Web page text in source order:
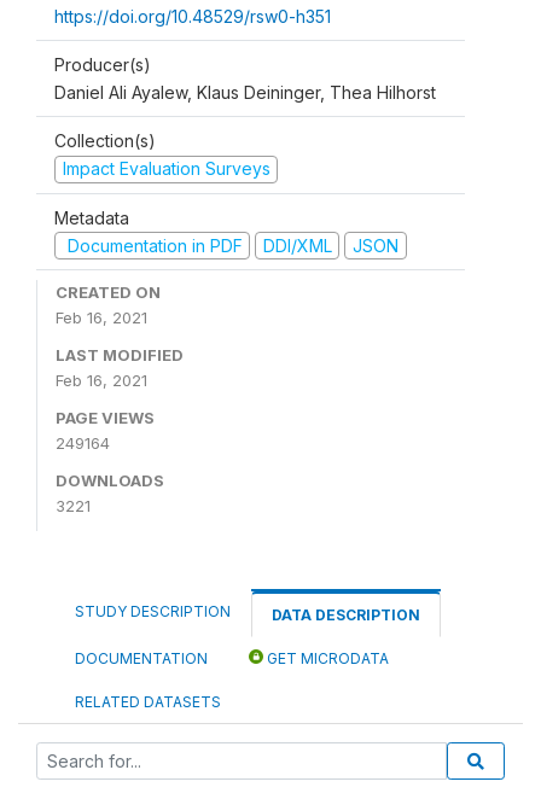
https://doi.org/10.48529/rsw0-h351
Producer(s)
Daniel Ali Ayalew, Klaus Deininger, Thea Hilhorst
Collection(s)
Impact Evaluation Surveys
Metadata
Documentation in PDF
DDI/XML JSON
CREATED ON
Feb 16, 2021
LAST MODIFIED
Feb 16, 2021
PAGE VIEWS
249164
DOWNLOADS
3221
STUDY DESCRIPTION DATA DESCRIPTION
DOCUMENTATION GET MICRODATA
RELATED DATASETS